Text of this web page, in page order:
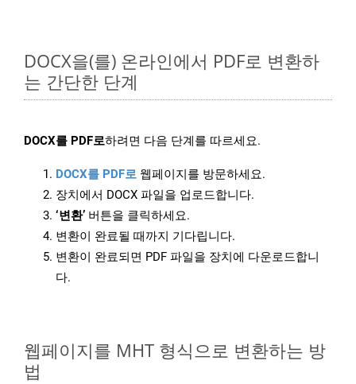
DOCX을(를) 온라인에서 PDF로 변환하
는 간단한 단계
DOCX를 PDF로하려면 다음 단계를 따르세요.
DOCX를 PDF로 웹페이지를 방문하세요.
장치에서 DOCX 파일을 업로드합니다.
‘변환’ 버튼을 클릭하세요.
변환이 완료될 때까지 기다립니다.
변환이 완료되면 PDF 파일을 장치에 다운로드합니
다.
웹페이지를 MHT 형식으로 변환하는 방
법